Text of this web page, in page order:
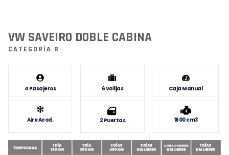
VW SAVEIRO DOBLE CABINA
CATEGORÍA R
4 Pasajeros 6 Valijas Caja Manual
Aire Acod. 2 Puertas 1600 cm3